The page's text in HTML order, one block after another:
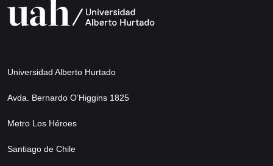
Universidad Alberto Hurtado
Avda. Bernardo O’Higgins 1825
Metro Los Héroes
Santiago de Chile